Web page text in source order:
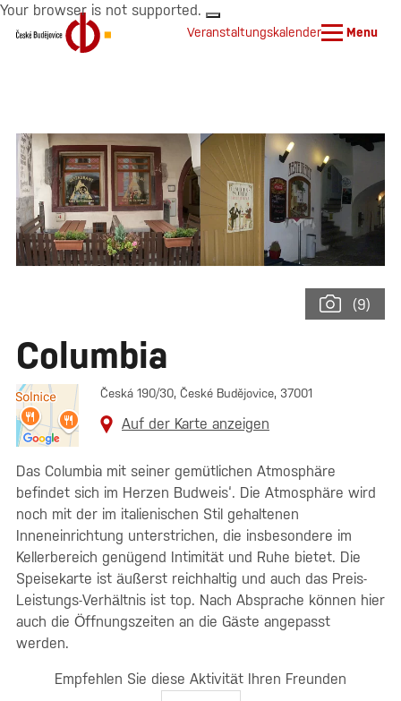
Your browser is not supported.
Veranstaltungskalender Menu
(9)
Columbia
Česká 190/30, České Budějovice, 37001
Auf der Karte anzeigen
Das Columbia mit seiner gemütlichen Atmosphäre
befindet sich im Herzen Budweis‘. Die Atmosphäre wird
noch mit der im italienischen Stil gehaltenen
Inneneinrichtung unterstrichen, die insbesondere im
Kellerbereich genügend Intimität und Ruhe bietet. Die
Speisekarte ist äußerst reichhaltig und auch das Preis-
Leistungs-Verhältnis ist top. Nach Absprache können hier
auch die Öffnungszeiten an die Gäste angepasst
werden.
Empfehlen Sie diese Aktivität Ihren Freunden